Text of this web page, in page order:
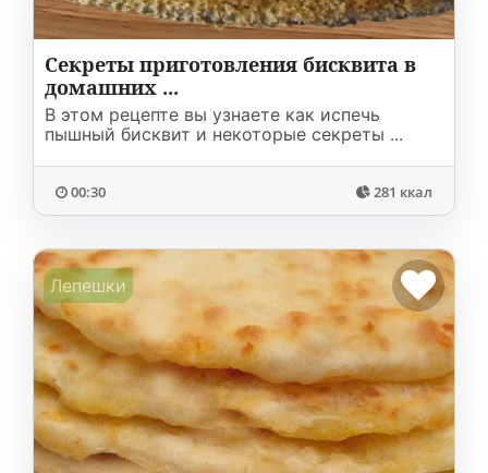
Секреты приготовления бисквита в
домашних ...
В этом рецепте вы узнаете как испечь
пышный бисквит и некоторые секреты ...
00:30 281 ккал
Лепешки